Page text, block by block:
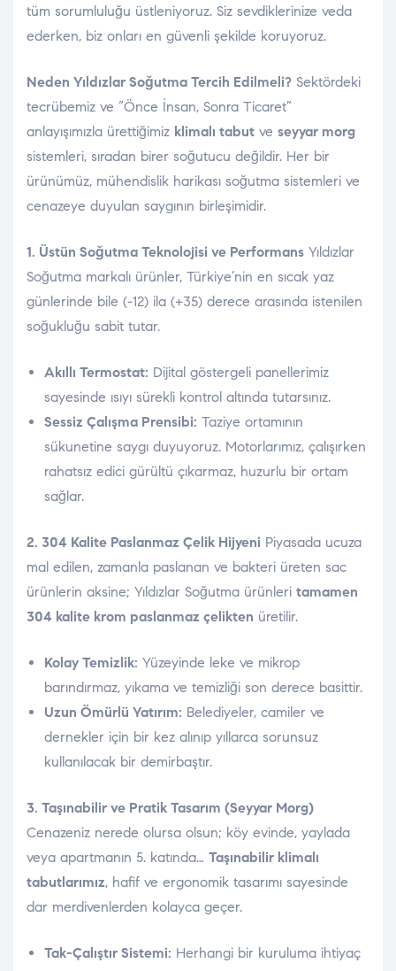
tüm sorumluluğu üstleniyoruz. Siz sevdiklerinize veda
ederken, biz onları en güvenli şekilde koruyoruz.
Neden Yıldızlar Soğutma Tercih Edilmeli? Sektördeki
tecrübemiz ve “Önce İnsan, Sonra Ticaret”
anlayışımızla ürettiğimiz klimalı tabut ve seyyar morg
sistemleri, sıradan birer soğutucu değildir. Her bir
ürünümüz, mühendislik harikası soğutma sistemleri ve
cenazeye duyulan saygının birleşimidir.
1. Üstün Soğutma Teknolojisi ve Performans Yıldızlar
Soğutma markalı ürünler, Türkiye’nin en sıcak yaz
günlerinde bile (-12) ila (+35) derece arasında istenilen
soğukluğu sabit tutar.
Akıllı Termostat: Dijital göstergeli panellerimiz
sayesinde ısıyı sürekli kontrol altında tutarsınız.
Sessiz Çalışma Prensibi: Taziye ortamının
sükunetine saygı duyuyoruz. Motorlarımız, çalışırken
rahatsız edici gürültü çıkarmaz, huzurlu bir ortam
sağlar.
2. 304 Kalite Paslanmaz Çelik Hijyeni Piyasada ucuza
mal edilen, zamanla paslanan ve bakteri üreten sac
ürünlerin aksine; Yıldızlar Soğutma ürünleri tamamen
304 kalite krom paslanmaz çelikten üretilir.
Kolay Temizlik: Yüzeyinde leke ve mikrop
barındırmaz, yıkama ve temizliği son derece basittir.
Uzun Ömürlü Yatırım: Belediyeler, camiler ve
dernekler için bir kez alınıp yıllarca sorunsuz
kullanılacak bir demirbaştır.
3. Taşınabilir ve Pratik Tasarım (Seyyar Morg)
Cenazeniz nerede olursa olsun; köy evinde, yaylada
veya apartmanın 5. katında… Taşınabilir klimalı
tabutlarımız, hafif ve ergonomik tasarımı sayesinde
dar merdivenlerden kolayca geçer.
Tak-Çalıştır Sistemi: Herhangi bir kuruluma ihtiyaç